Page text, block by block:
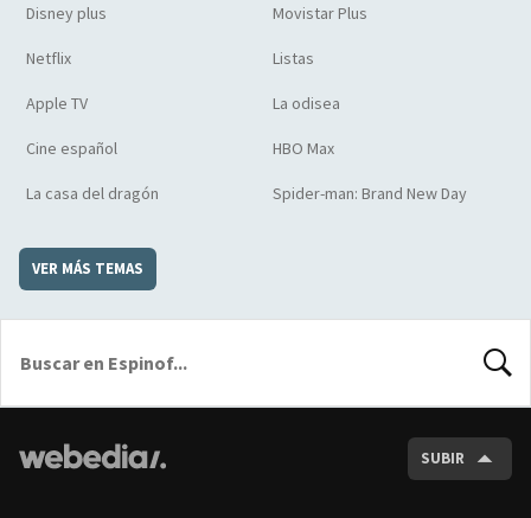
Disney plus Movistar Plus
Netflix Listas
Apple TV La odisea
Cine español HBO Max
La casa del dragón Spider-man: Brand New Day
VER MÁS TEMAS
SUBIR